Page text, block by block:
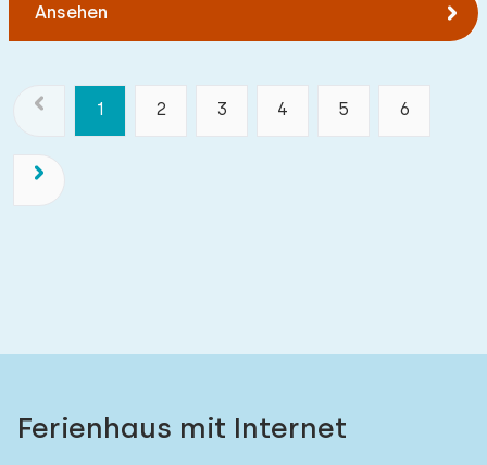
Ansehen
1 2 3 4 5 6
Ferienhaus mit Internet